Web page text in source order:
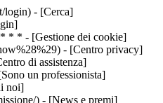
login) - [Cerca]
* * - [Gestione dei cookie]
- [Centro privacy]
di assistenza]
un professionista]
noi]
) - [News e premi]